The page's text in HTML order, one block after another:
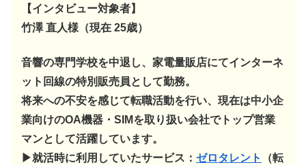
【インタビュー対象者】
竹澤 直人様（現在 25歳）
音響の専門学校を中退し、家電量販店にてインターネ
ット回線の特別販売員として勤務。
将来への不安を感じて転職活動を行い、現在は中小企
業向けのOA機器・SIMを取り扱い会社でトップ営業
マンとして活躍しています。
▶︎就活時に利用していたサービス： ゼロタレント
（転